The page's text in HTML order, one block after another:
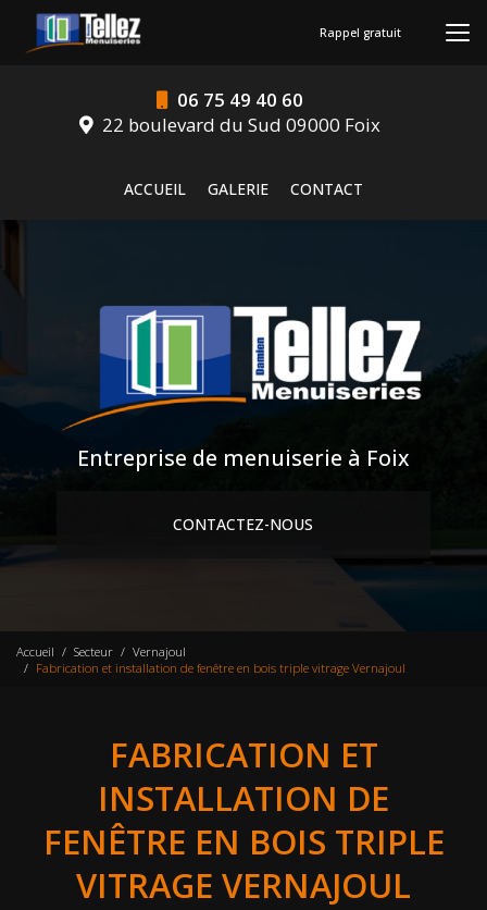
contenu
06 75 49 40 60
22 boulevard du Sud 09000 Foix
ACCUEIL
GALERIE CONTACT
Rappel gratuit
Entreprise de menuiserie à Foix
CONTACTEZ-NOUS
Accueil Secteur
Vernajoul
Fabrication et installation de fenêtre en bois triple vitrage Vernajoul
FABRICATION ET
INSTALLATION DE
FENÊTRE EN BOIS TRIPLE
VITRAGE VERNAJOUL